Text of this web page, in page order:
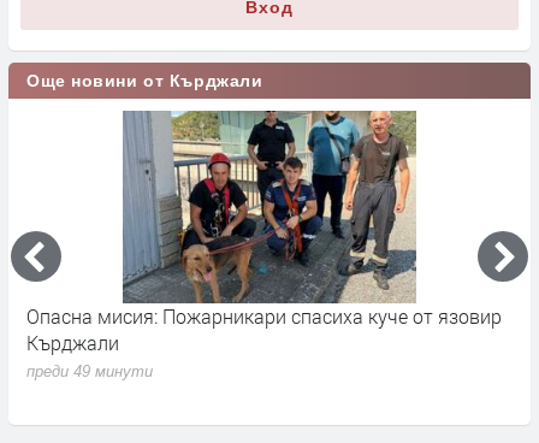
Вход
Още новини от Кърджали
Опасна мисия: Пожарникари спасиха куче от язовир
Кърджали
преди 49 минути